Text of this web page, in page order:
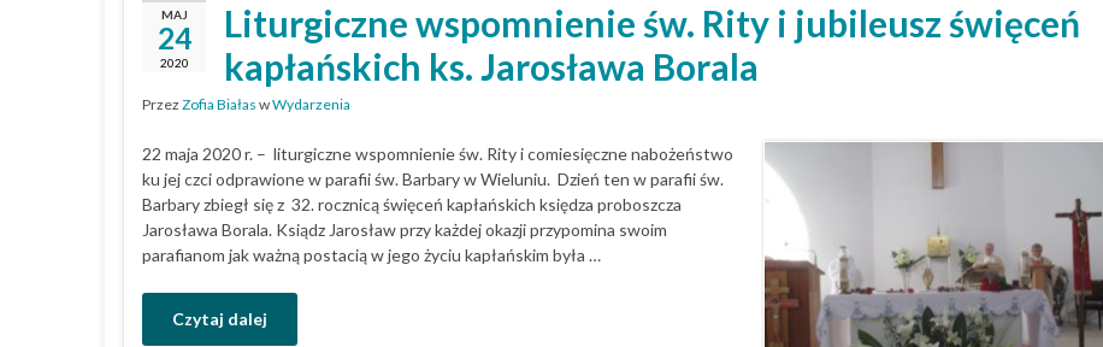
MAJ
24
2020
Liturgiczne wspomnienie św. Rity i jubileusz święceń
kapłańskich ks. Jarosława Borala
Przez Zofia Białas wWydarzenia
22 maja 2020 r. – liturgiczne wspomnienie św. Rity i comiesięczne nabożeństwo
ku jej czci odprawione w parafii św. Barbary w Wieluniu. Dzień ten w parafii św.
Barbary zbiegł się z 32. rocznicą święceń kapłańskich księdza proboszcza
Jarosława Borala. Ksiądz Jarosław przy każdej okazji przypomina swoim
parafianom jak ważną postacią w jego życiu kapłańskim była …
Czytaj dalej